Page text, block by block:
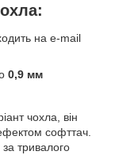
на e-mail
0,9 мм
чохла, він
софттач.
тривалого